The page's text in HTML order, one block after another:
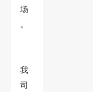
场
。
我
司